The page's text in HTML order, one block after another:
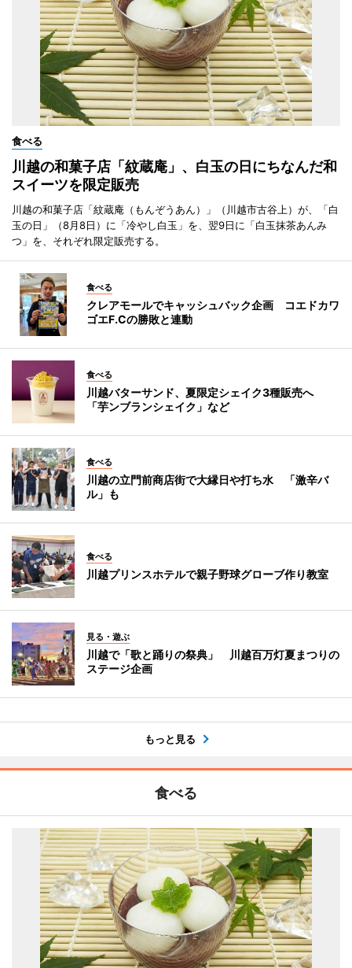
食べる
川越の和菓子店「紋蔵庵」、白玉の日にちなんだ和
スイーツを限定販売
川越の和菓子店「紋蔵庵（もんぞうあん）」（川越市古谷上）が、「白
玉の日」（8月8日）に「冷やし白玉」を、翌9日に「白玉抹茶あんみ
つ」を、それぞれ限定販売する。
食べる
クレアモールでキャッシュバック企画 コエドカワ
ゴエF.Cの勝敗と連動
食べる
川越バターサンド、夏限定シェイク3種販売へ
「芋ンブランシェイク」など
食べる
川越の立門前商店街で大縁日や打ち水 「激辛バ
ル」も
食べる
川越プリンスホテルで親子野球グローブ作り教室
見る・遊ぶ
川越で「歌と踊りの祭典」 川越百万灯夏まつりの
ステージ企画
もっと見る
食べる